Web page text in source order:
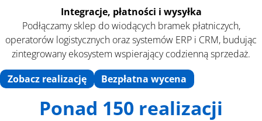
Integracje, płatności i wysyłka
Podłączamy sklep do wiodących bramek płatniczych,
operatorów logistycznych oraz systemów ERP i CRM, budując
zintegrowany ekosystem wspierający codzienną sprzedaż.
Zobacz realizację
Bezpłatna wycena
Ponad 150 realizacji